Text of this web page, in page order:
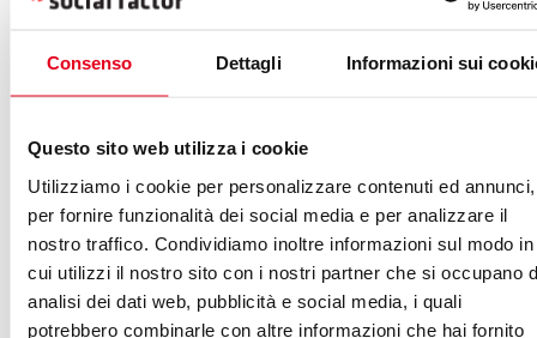
Consenso Dettagli Informazioni sui
Questo sito web utilizza i cookie
Utilizziamo i cookie per personalizzare contenuti ed annunci,
per fornire funzionalità dei social media e per analizzare il
nostro traffico. Condividiamo inoltre informazioni sul modo in
cui utilizzi il nostro sito con i nostri partner che si occupano
analisi dei dati web, pubblicità e social media, i quali
potrebbero combinarle con altre informazioni che hai fornito
Diffida da chi ti dice subito “funziona così” o “questo è il
metodo migliore” senza aver approfondito
chi sei, cosa
misura.
4. Come scegliere
un’agenzia affidabile:
trasparenza prima di tutto